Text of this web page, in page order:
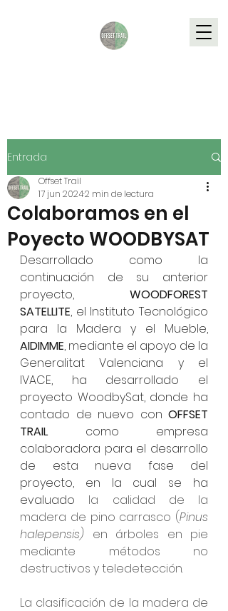
Entrada
Colaboramos en el
Poyecto WOODBYSAT
Offset Trail
17 jun 20242 min de lectura
Desarrollado como la
continuación de su anterior
proyecto, WOODFOREST
SATELLITE, el Instituto Tecnológico
AIDIMME, mediante el apoyo de la
Generalitat Valenciana y el
IVACE, ha desarrollado el
proyecto WoodbySat, donde ha
contado de nuevo con OFFSET
TRAIL como empresa
colaboradora para el desarrollo
de esta nueva fase del
proyecto, en la cual se ha
evaluado la calidad de la
madera de pino carrasco (Pinus
halepensis) en árboles en pie
mediante métodos no
destructivos y teledetección.